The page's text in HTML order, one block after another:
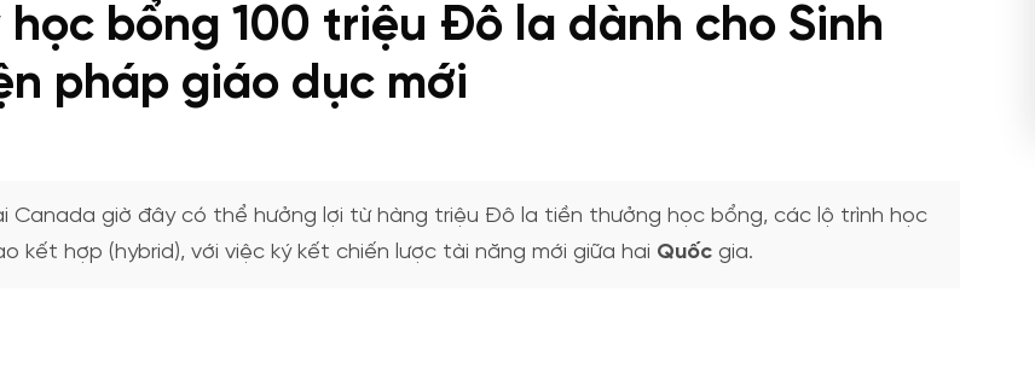
bổng 100 triệu Đô la dành cho Sinh
pháp giáo dục mới
Canada giờ đây có thể hưởng lợi từ hàng triệu Đô la tiền thưởng học bổng, các lộ trình học
hợp (hybrid), với việc ký kết chiến lược tài năng mới giữa hai Quốc gia.